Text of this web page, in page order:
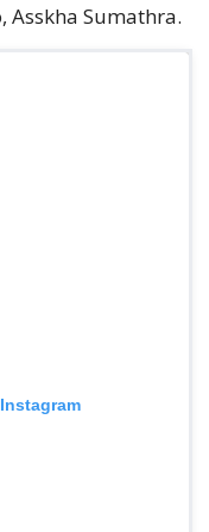
Asskha Sumathra.